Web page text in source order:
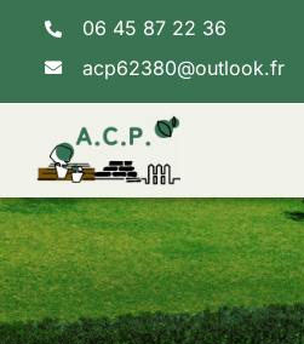
content
06 45 87 22 36
acp62380@outlook.fr